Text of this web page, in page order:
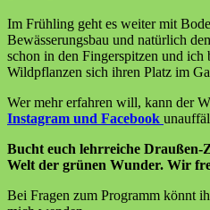
Im Frühling geht es weiter mit
Bewässerungsbau und natürlich
schon in den Fingerspitzen und ich
Wildpflanzen sich ihren Platz im
Wer mehr erfahren will, kann der
Instagram und Facebook
Bucht euch lehrreiche Draußen-
Welt der grünen Wunder. Wir
Bei Fragen zum Programm könnt